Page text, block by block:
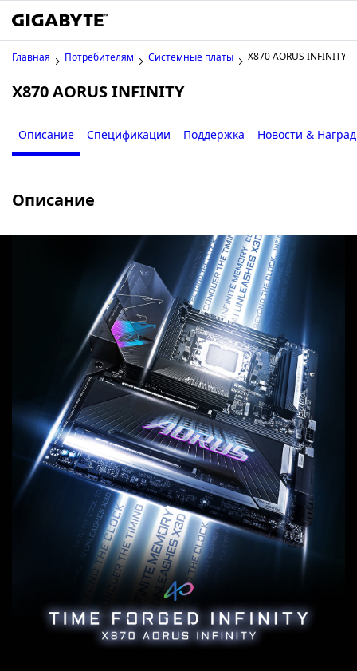
Главная Потребителям Системные платы X870 AORUS INFINITY
X870 AORUS INFINITY
Описание Спецификации Поддержка Новости &
Описание